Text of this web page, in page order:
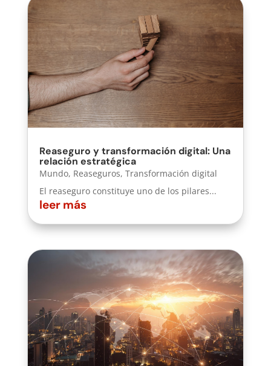
Reaseguro y transformación digital: Una
relación estratégica
Mundo, Reaseguros, Transformación digital
El reaseguro constituye uno de los pilares...
leer más